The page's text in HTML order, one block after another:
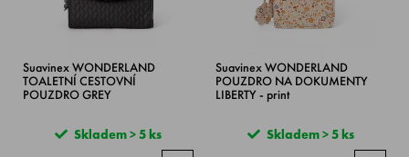
Suavinex WONDERLAND
TOALETNÍ CESTOVNÍ
POUZDRO GREY
Skladem > 5 ks
Suavinex WONDERLAND
POUZDRO NA DOKUMENTY
LIBERTY - print
Skladem > 5 ks